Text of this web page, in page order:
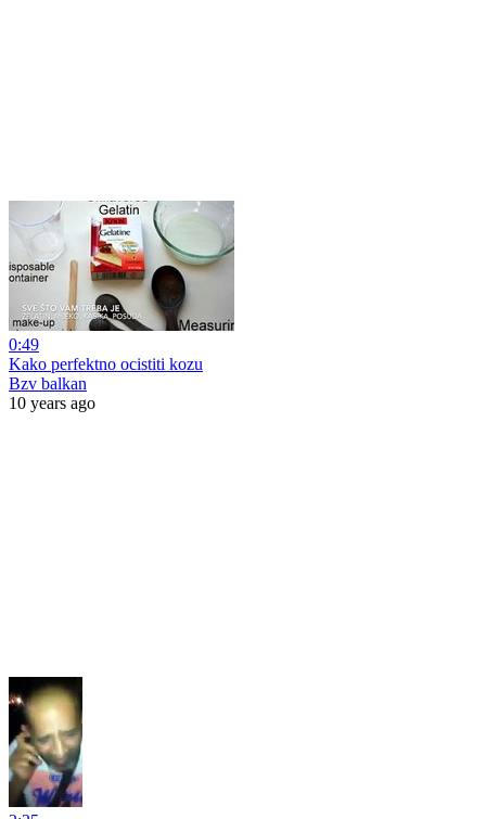
0:49
Kako perfektno ocistiti kozu
Bzv balkan
10 years ago